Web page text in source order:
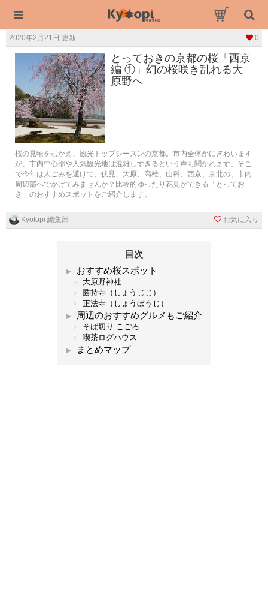
2020年2月21日 更新 0
とっておきの京都の桜「西京
編 ①」幻の桜咲き乱れる大
原野へ
桜の見頃をむかえ、観光トップシーズンの京都。市内全体がにぎわいます
が、市内中心部や人気観光地は混雑しすぎるという声も聞かれます。そこ
で今年は人ごみを避けて、伏見、大原、高雄、山科、西京、京北の、市内
周辺部へでかけてみませんか？比較的ゆったり花見ができる「とってお
き」のおすすめスポットをご紹介します。
Kyotopi 編集部 お気に入り
目次
おすすめ桜スポット
大原野神社
勝持寺（しょうじじ）
正法寺（しょうぼうじ）
周辺のおすすめグルメもご紹介
そば切り こごろ
喫茶ログハウス
まとめマップ